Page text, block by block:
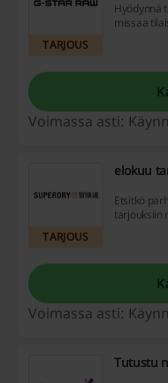
TARJOUS
Hyödynnä
missaa
Voimassa asti:
TARJOUS
elokuu
Etsitkö
tarjouksiin
Voimassa asti:
Tutustu